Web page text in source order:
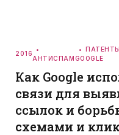
2016
АНТИСПАМ
ПАТЕНТЫ
GOOGLE
Как Google
связи для
ссылок и
схемами и